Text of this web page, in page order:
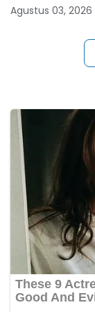
Agustus 03, 2026